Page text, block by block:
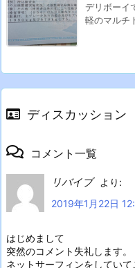
デリボーイ
軽のマルチ
ディスカッション
コメント一覧
リバイブ
より:
2019年1月22日
はじめまして
突然のコメント失礼します。
ネットサーフィンをしていて